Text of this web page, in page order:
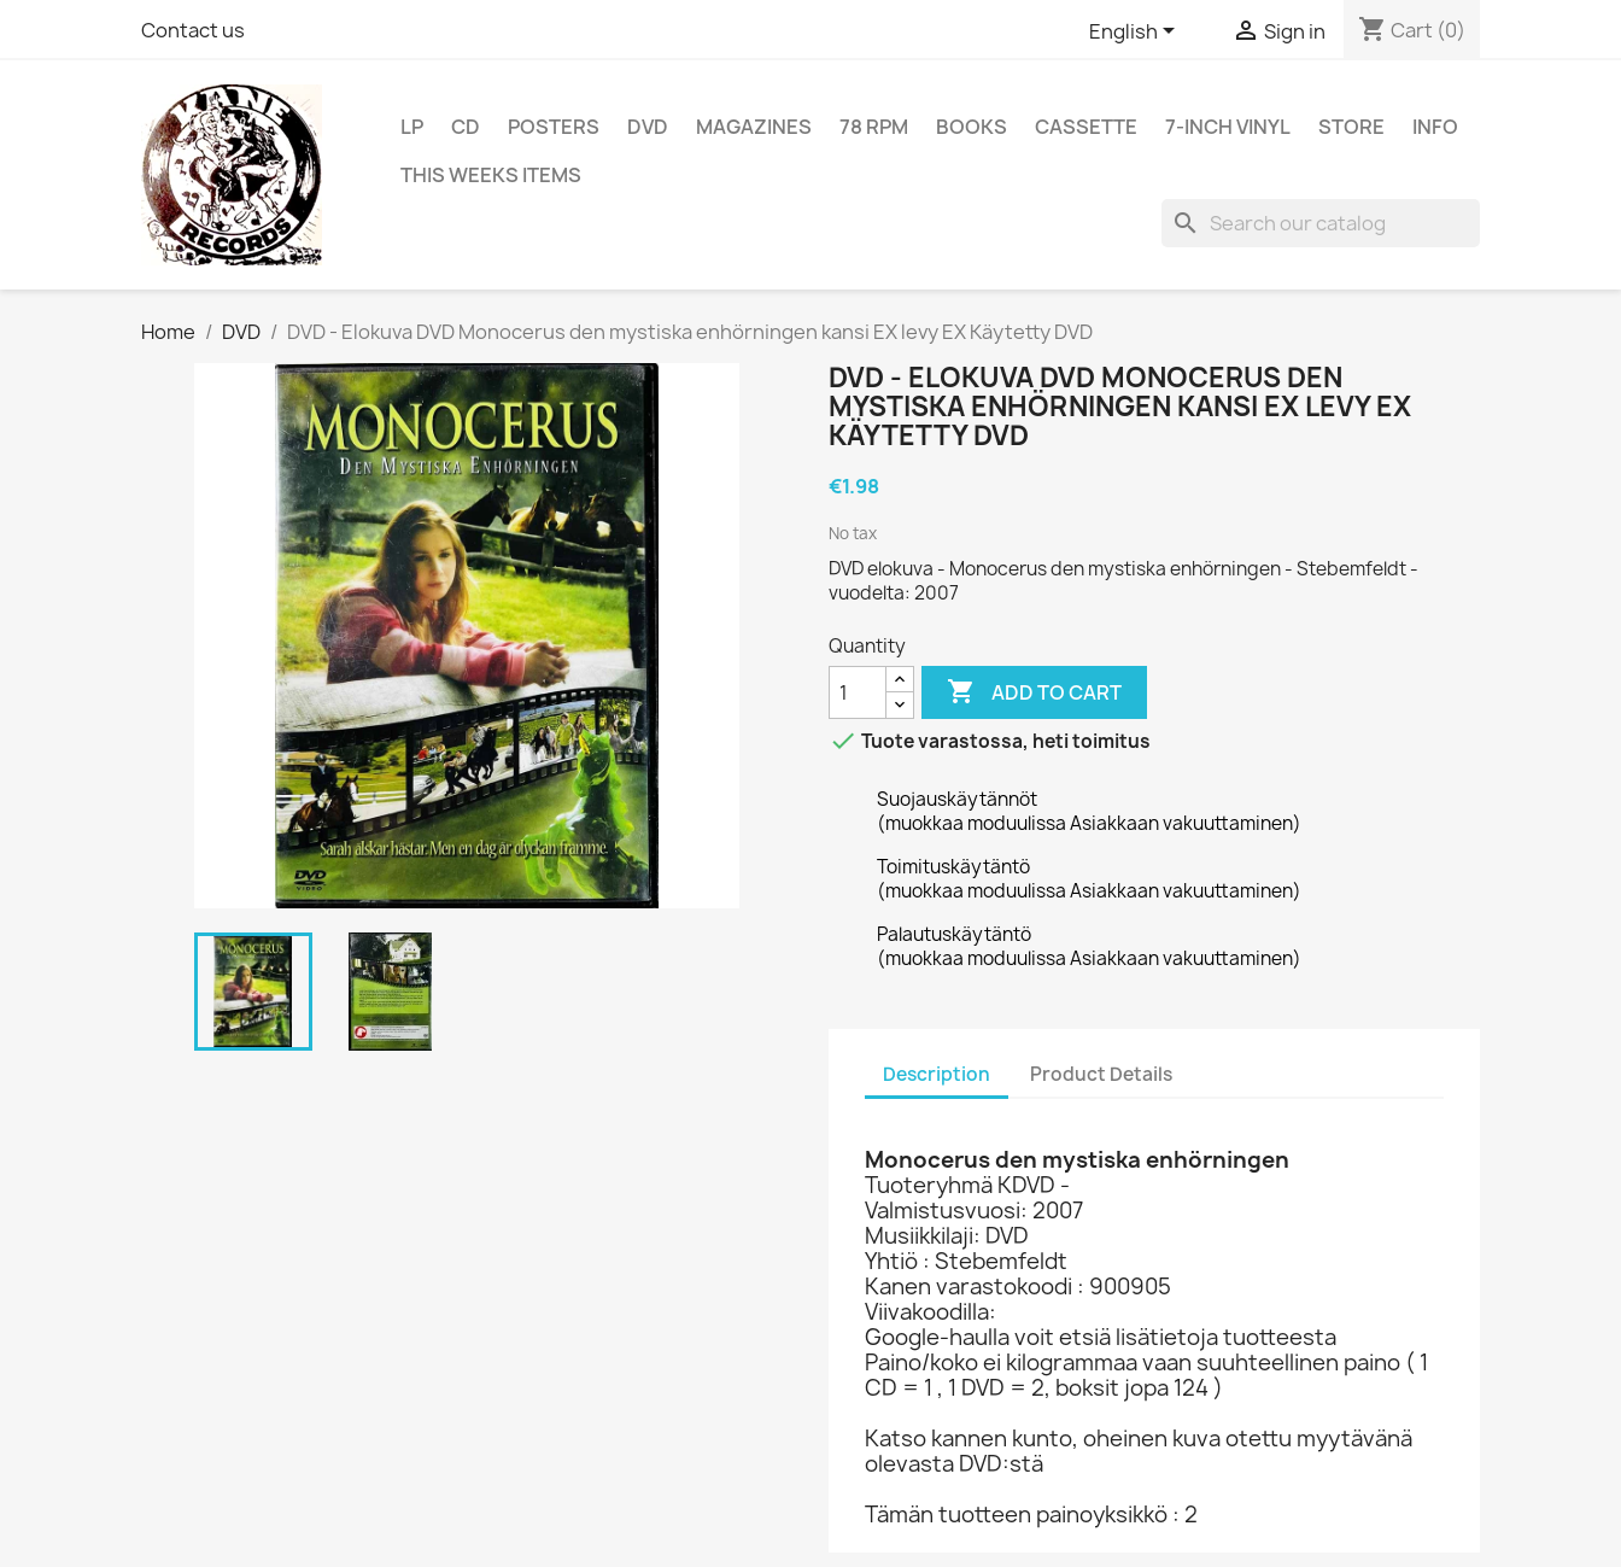
Contact us English  Sign in shopping_cart Cart (0)
LP CD POSTERS DVD MAGAZINES 78 RPM BOOKS CASSETTE 7-INCH VINYL STORE
INFO
THIS WEEKS ITEMS
search
Home DVD DVD - Elokuva DVD Monocerus den mystiska enhörningen kansi EX levy EX Käytetty DVD
DVD - ELOKUVA DVD MONOCERUS DEN
MYSTISKA ENHÖRNINGEN KANSI EX LEVY EX
KÄYTETTY DVD
€1.98
No tax
DVD elokuva - Monocerus den mystiska enhörningen - Stebemfeldt -
vuodelta: 2007
Quantity
 ADD TO CART
 Tuote varastossa, heti toimitus
Suojauskäytännöt
(muokkaa moduulissa Asiakkaan vakuuttaminen)
Toimituskäytäntö
(muokkaa moduulissa Asiakkaan vakuuttaminen)
Palautuskäytäntö
(muokkaa moduulissa Asiakkaan vakuuttaminen)
Description Product Details
Monocerus den mystiska enhörningen
Tuoteryhmä KDVD -
Valmistusvuosi: 2007
Musiikkilaji: DVD
Yhtiö : Stebemfeldt
Kanen varastokoodi : 900905
Viivakoodilla:
Google-haulla voit etsiä lisätietoja tuotteesta
Paino/koko ei kilogrammaa vaan suuhteellinen paino ( 1
CD = 1 , 1 DVD = 2, boksit jopa 124 )
Katso kannen kunto, oheinen kuva otettu myytävänä
olevasta DVD:stä
Tämän tuotteen painoyksikkö : 2